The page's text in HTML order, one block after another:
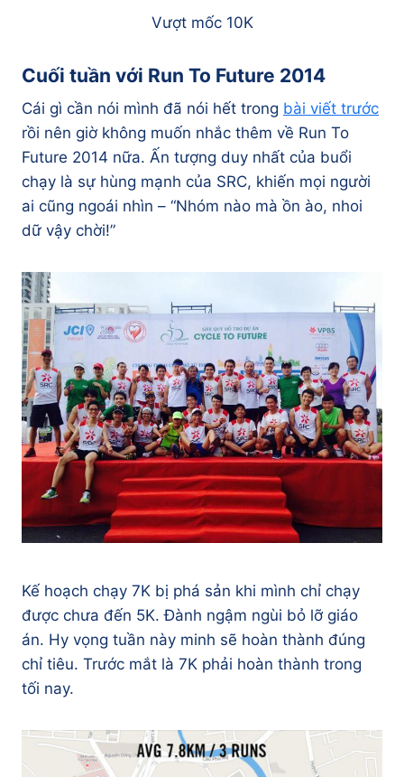
Vượt mốc 10K
Cuối tuần với Run To Future 2014
Cái gì cần nói mình đã nói hết trong bài viết trước
rồi nên giờ không muốn nhắc thêm về Run To
Future 2014 nữa. Ấn tượng duy nhất của buổi
chạy là sự hùng mạnh của SRC, khiến mọi người
ai cũng ngoái nhìn – “Nhóm nào mà ồn ào, nhoi
dữ vậy chời!”
Kế hoạch chạy 7K bị phá sản khi mình chỉ chạy
được chưa đến 5K. Đành ngậm ngùi bỏ lỡ giáo
án. Hy vọng tuần này minh sẽ hoàn thành đúng
chỉ tiêu. Trước mắt là 7K phải hoàn thành trong
tối nay.